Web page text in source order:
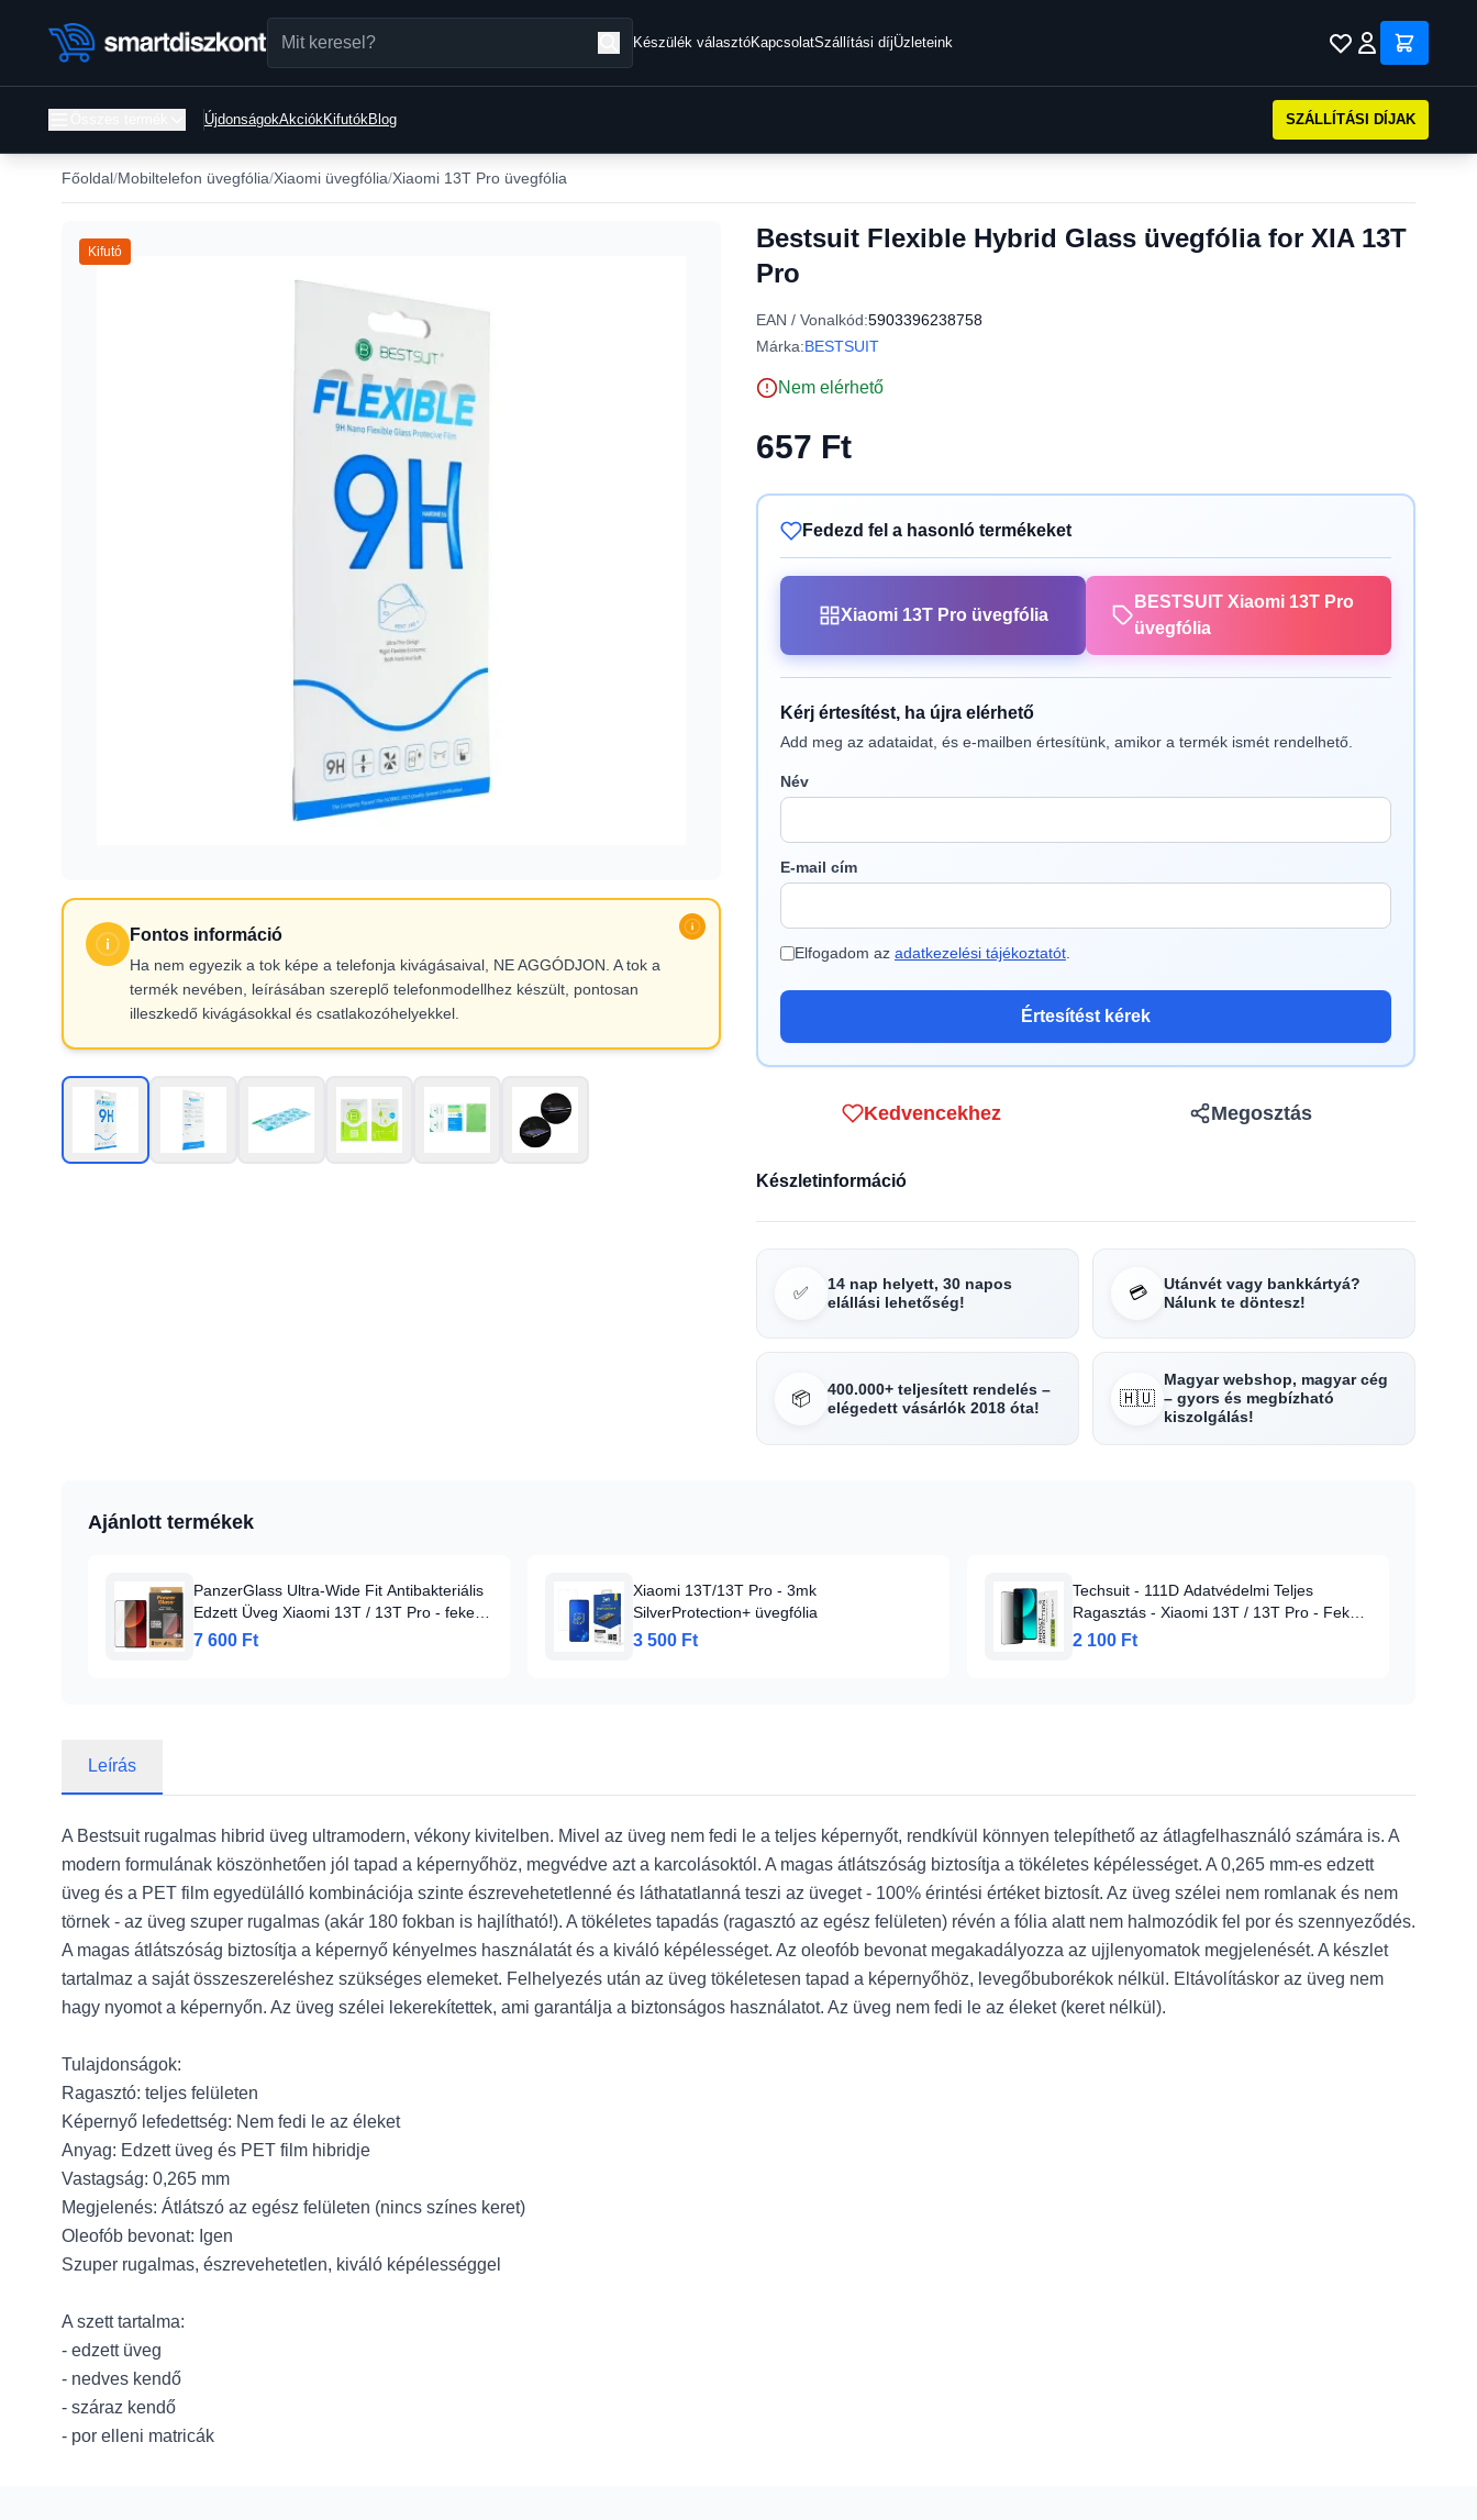
Készülék választóKapcsolatSzállítási díjÜzleteink
ÚjdonságokAkciókKifutókBlog SZÁLLÍTÁSI DÍJAK
Főoldal Mobiltelefon üvegfólia Xiaomi üvegfólia Xiaomi 13T Pro üvegfólia
Fontos információ
Ha nem egyezik a tok képe a telefonja kivágásaival, NE AGGÓDJON. A tok a
termék nevében, leírásában szereplő telefonmodellhez készült, pontosan
illeszkedő kivágásokkal és csatlakozóhelyekkel.
Kifutó
Bestsuit Flexible Hybrid Glass üvegfólia for XIA 13T
Pro
EAN / Vonalkód:5903396238758
Márka:BESTSUIT
Nem elérhető
657 Ft
Fedezd fel a hasonló termékeket
Xiaomi 13T Pro üvegfólia
BESTSUIT Xiaomi 13T Pro
üvegfólia
Kérj értesítést, ha újra elérhető
Add meg az adataidat, és e-mailben értesítünk, amikor a termék ismét rendelhető.
Név
E-mail cím
Elfogadom az adatkezelési tájékoztatót
Értesítést kérek
Kedvencekhez Megosztás
Készletinformáció
✅
14 nap helyett, 30 napos
elállási lehetőség!
💳
Utánvét vagy bankkártyá?
Nálunk te döntesz!
📦
400.000+ teljesített rendelés –
elégedett vásárlók 2018 óta!
🇭🇺
Magyar webshop, magyar cég
– gyors és megbízható
kiszolgálás!
Ajánlott termékek
PanzerGlass Ultra-Wide Fit Antibakteriális
Edzett Üveg Xiaomi 13T / 13T Pro - fekete
kerettel üvegfólia
7 600 Ft
Xiaomi 13T/13T Pro - 3mk
SilverProtection+ üvegfólia
3 500 Ft
Techsuit - 111D Adatvédelmi Teljes
Ragasztás - Xiaomi 13T / 13T Pro - Fekete
üvegfólia
2 100 Ft
Leírás
A Bestsuit rugalmas hibrid üveg ultramodern, vékony kivitelben. Mivel az üveg nem fedi le a teljes képernyőt, rendkívül könnyen telepíthető az átlagfelhasználó számára is. A
modern formulának köszönhetően jól tapad a képernyőhöz, megvédve azt a karcolásoktól. A magas átlátszóság biztosítja a tökéletes képélességet. A 0,265 mm-es edzett
üveg és a PET film egyedülálló kombinációja szinte észrevehetetlenné és láthatatlanná teszi az üveget - 100% érintési értéket biztosít. Az üveg szélei nem romlanak és nem
törnek - az üveg szuper rugalmas (akár 180 fokban is hajlítható!). A tökéletes tapadás (ragasztó az egész felületen) révén a fólia alatt nem halmozódik fel por és szennyeződés.
A magas átlátszóság biztosítja a képernyő kényelmes használatát és a kiváló képélességet. Az oleofób bevonat megakadályozza az ujjlenyomatok megjelenését. A készlet
tartalmaz a saját összeszereléshez szükséges elemeket. Felhelyezés után az üveg tökéletesen tapad a képernyőhöz, levegőbuborékok nélkül. Eltávolításkor az üveg nem
hagy nyomot a képernyőn. Az üveg szélei lekerekítettek, ami garantálja a biztonságos használatot. Az üveg nem fedi le az éleket (keret nélkül).
Tulajdonságok:
Ragasztó: teljes felületen
Képernyő lefedettség: Nem fedi le az éleket
Anyag: Edzett üveg és PET film hibridje
Vastagság: 0,265 mm
Megjelenés: Átlátszó az egész felületen (nincs színes keret)
Oleofób bevonat: Igen
Szuper rugalmas, észrevehetetlen, kiváló képélességgel
A szett tartalma:
- edzett üveg
- nedves kendő
- száraz kendő
- por elleni matricák